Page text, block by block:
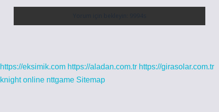
https://eksimik.com https://aladan.com.tr https://girasolar.com.tr
knight online nttgame Sitemap